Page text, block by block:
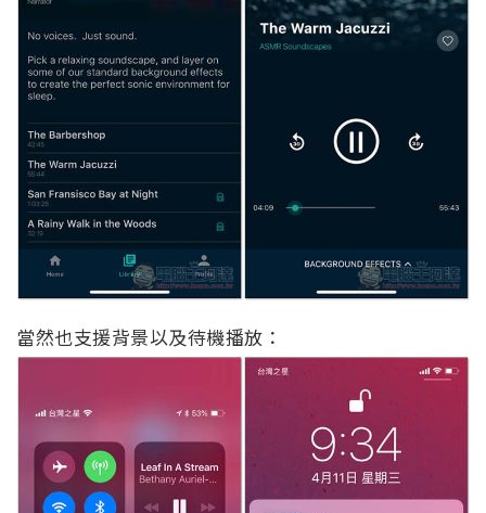
當然也支援背景以及待機播放：